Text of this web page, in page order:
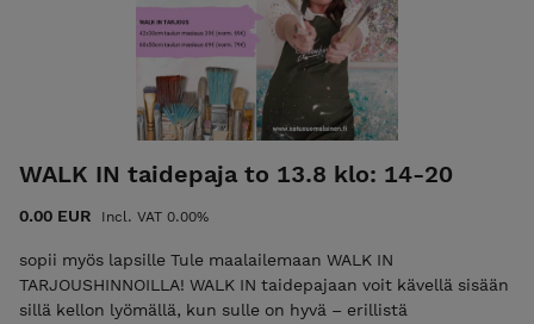
WALK IN taidepaja to 13.8 klo: 14-20
0.00 EUR Incl. VAT 0.00%
sopii myös lapsille Tule maalailemaan WALK IN
TARJOUSHINNOILLA! WALK IN taidepajaan voit kävellä sisään
sillä kellon lyömällä, kun sulle on hyvä – erillistä